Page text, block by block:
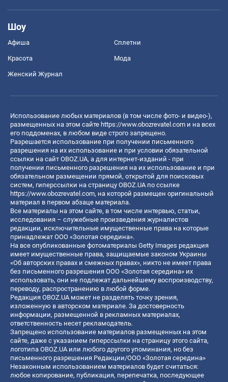
Шоу
Афиша Сплетни
Красота Мода
Женский Журнал
Использование любых материалов (в том числе фото- и видео-),
размещенных на этом сайте https://www.obozrevatel.com и на всех
его поддоменах, в любом виде строго запрещено.
Разрешается использование при получении письменного
разрешения на их использование и при условии обязательной
ссылки на сайт OBOZ.UA, а для интернет-изданий - при
получении письменного разрешения на их использование и при
обязательном размещении прямой, открытой для поисковых
систем, гиперссылки на страницу OBOZ.UA по ссылке
https://www.obozrevatel.com, на которой размещен оригинальный
материал в первом абзаце материала.
Все материалы на этом сайте, в том числе интервью, статьи,
исследования – служебные произведения журналистов
редакции, исключительные имущественные права на которые
принадлежат ООО «Золотая середина».
На все опубликованные фотоматериалы Getty Images редакция
имеет имущественные права, защищаемые законом Украины
«Об авторских правах и смежных правах», никто не имеет права
без письменного разрешения ООО «Золотая середина» их
использовать, они не подлежат дальнейшему воспроизводству,
переводу, распространению в любой форме.
Редакция OBOZ.UA может не разделять точку зрения,
изложенную в авторском материале. За достоверность
информации, размещенной в рекламных материалах,
ответственность несет рекламодатель.
Запрещено использование материалов размещенных на этом
сайте, даже с указанием гиперссылки на страницу этого сайта,
логотипа OBOZ.UA или любого другого упоминания, но без
письменного разрешения Редакции/ООО «Золотая середина»
Незаконным использованием материалов будет считаться:
любое копирование, публикация, перепечатка, последующее